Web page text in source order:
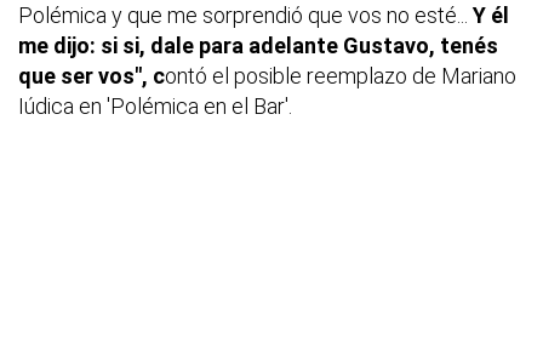
Polémica y que me sorprendió que vos no esté...
Y él
me dijo: si si, dale para adelante Gustavo, tenés
que ser vos", contó el posible reemplazo de Mariano
Iúdica en 'Polémica en el Bar'.